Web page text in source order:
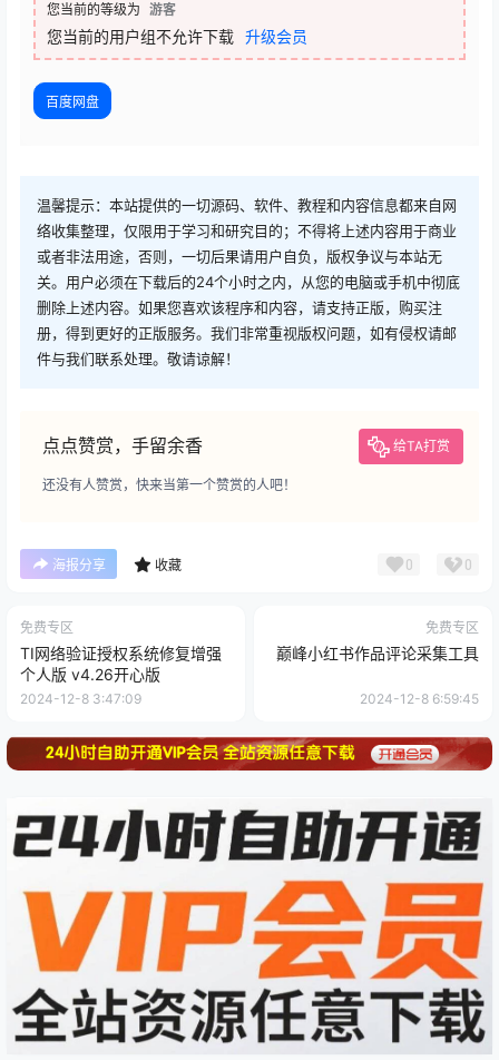
您当前的等级为 游客
您当前的用户组不允许下载 升级会员
百度网盘
温馨提示：本站提供的一切源码、软件、教程和内容信息都来自网
络收集整理，仅限用于学习和研究目的；不得将上述内容用于商业
或者非法用途，否则，一切后果请用户自负，版权争议与本站无
关。用户必须在下载后的24个小时之内，从您的电脑或手机中彻底
删除上述内容。如果您喜欢该程序和内容，请支持正版，购买注
册，得到更好的正版服务。我们非常重视版权问题，如有侵权请邮
件与我们联系处理。敬请谅解！
点点赞赏，手留余香 给TA打赏
还没有人赞赏，快来当第一个赞赏的人吧！
海报分享 收藏 0 0
免费专区
TI网络验证授权系统修复增强
个人版 v4.26开心版
2024-12-8 3:47:09
免费专区
巅峰小红书作品评论采集工具
2024-12-8 6:59:45